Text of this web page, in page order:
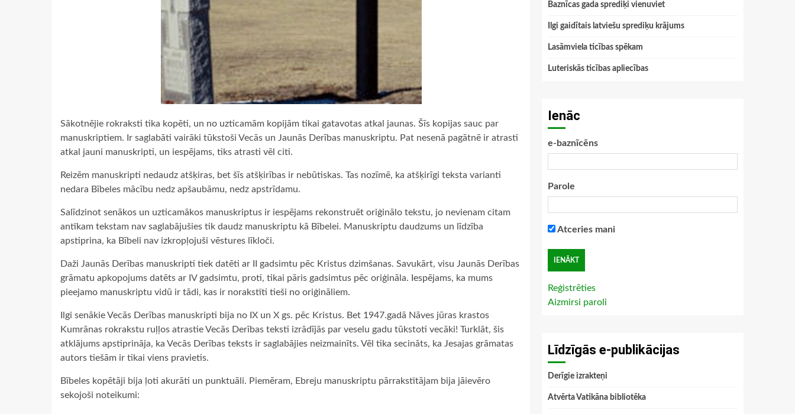
Sākotnējie rokraksti tika kopēti, un no uzticamām kopijām tikai gatavotas atkal jaunas. Šīs kopijas sauc par
manuskriptiem. Ir saglabāti vairāki tūkstoši Vecās un Jaunās Derības manuskriptu. Pat nesenā pagātnē ir atrasti
atkal jauni manuskripti, un iespējams, tiks atrasti vēl citi.
Reizēm manuskripti nedaudz atšķiras, bet šīs atšķirības ir nebūtiskas. Tas nozīmē, ka atšķirīgi teksta varianti
nedara Bībeles mācību nedz apšaubāmu, nedz apstrīdamu.
Salīdzinot senākos un uzticamākos manuskriptus ir iespējams rekonstruēt oriģinālo tekstu, jo nevienam citam
antīkam tekstam nav saglabājušies tik daudz manuskriptu kā Bībelei. Manuskriptu daudzums un līdzība
apstiprina, ka Bībeli nav izkropļojuši vēstures līkloči.
Daži Jaunās Derības manuskripti tiek datēti ar II gadsimtu pēc Kristus dzimšanas. Savukārt, visu Jaunās Derības
grāmatu apkopojums datēts ar IV gadsimtu, proti, tikai pāris gadsimtus pēc oriģināla. Iespējams, ka mums
pieejamo manuskriptu vidū ir tādi, kas ir norakstīti tieši no oriģināliem.
Ilgi senākie Vecās Derības manuskripti bija no IX un X gs. pēc Kristus. Bet 1947.gadā Nāves jūras krastos
Kumrānas rokrakstu ruļļos atrastie Vecās Derības teksti izrādījās par veselu gadu tūkstoti vecāki! Turklāt, šis
atklājums apstiprināja, ka Vecās Derības teksts ir saglabājies neizmainīts. Vēl tika secināts, ka Jesajas grāmatas
autors tiešām ir tikai viens pravietis.
Bībeles kopētāji bija ļoti akurāti un punktuāli. Piemēram, Ebreju manuskriptu pārrakstītājam bija jāievēro
sekojoši noteikumi:
Baznīcas gada sprediķi vienuviet
Ilgi gaidītais latviešu sprediķu krājums
Lasāmviela ticības spēkam
Luteriskās ticības apliecības
Ienāc
e-baznīcēns
Parole
Atceries mani
Reģistrēties
Aizmirsi paroli
Līdzīgās e-publikācijas
Derīgie izrakteņi
Atvērta Vatikāna bibliotēka